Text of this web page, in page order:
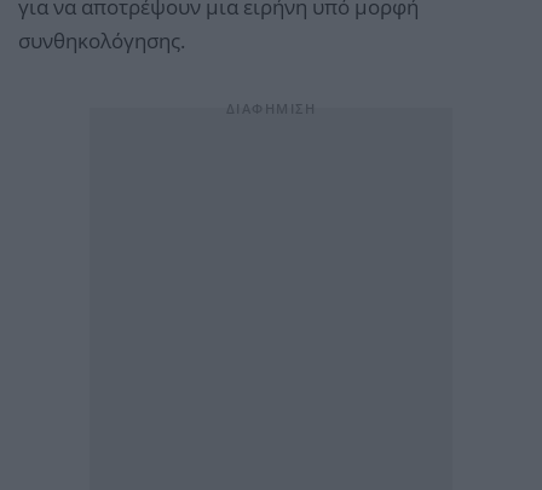
για να αποτρέψουν μια ειρήνη υπό μορφή
συνθηκολόγησης.